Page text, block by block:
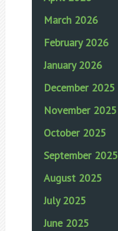
March 2026
February 2026
January 2026
December 2025
November 2025
October 2025
September 2025
August 2025
July 2025
June 2025